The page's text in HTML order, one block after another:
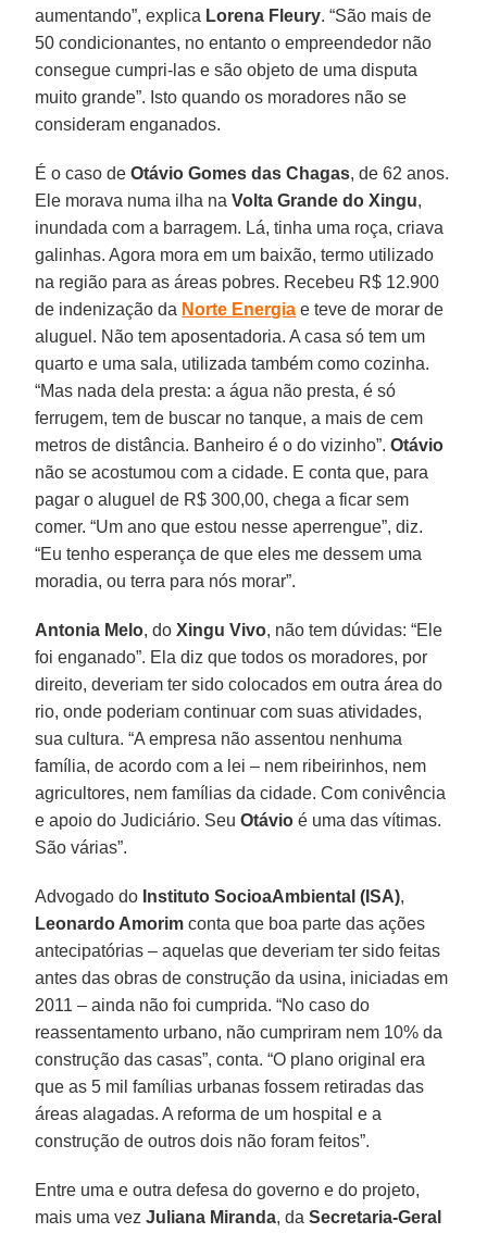
aumentando”, explica Lorena Fleury. “São mais de
50 condicionantes, no entanto o empreendedor não
consegue cumpri-las e são objeto de uma disputa
muito grande”. Isto quando os moradores não se
consideram enganados.
É o caso deOtávio Gomes das Chagas, de 62 anos.
Ele morava numa ilha naVolta Grande do Xingu,
inundada com a barragem. Lá, tinha uma roça, criava
galinhas. Agora mora em um baixão, termo utilizado
na região para as áreas pobres. Recebeu R$ 12.900
de indenização da Norte Energia e teve de morar de
aluguel. Não tem aposentadoria. A casa só tem um
quarto e uma sala, utilizada também como cozinha.
“Mas nada dela presta: a água não presta, é só
ferrugem, tem de buscar no tanque, a mais de cem
metros de distância. Banheiro é o do vizinho”.Otávio
não se acostumou com a cidade. E conta que, para
pagar o aluguel de R$ 300,00, chega a ficar sem
comer. “Um ano que estou nesse aperrengue”, diz.
“Eu tenho esperança de que eles me dessem uma
moradia, ou terra para nós morar”.
Antonia Melo, doXingu Vivo, não tem dúvidas: “Ele
foi enganado”. Ela diz que todos os moradores, por
direito, deveriam ter sido colocados em outra área do
rio, onde poderiam continuar com suas atividades,
sua cultura. “A empresa não assentou nenhuma
família, de acordo com a lei – nem ribeirinhos, nem
agricultores, nem famílias da cidade. Com conivência
e apoio do Judiciário. SeuOtávio é uma das vítimas.
São várias”.
Advogado do Instituto SocioaAmbiental (ISA),
Leonardo Amorim conta que boa parte das ações
antecipatórias – aquelas que deveriam ter sido feitas
antes das obras de construção da usina, iniciadas em
2011 – ainda não foi cumprida. “No caso do
reassentamento urbano, não cumpriram nem 10% da
construção das casas”, conta. “O plano original era
que as 5 mil famílias urbanas fossem retiradas das
áreas alagadas. A reforma de um hospital e a
construção de outros dois não foram feitos”.
Entre uma e outra defesa do governo e do projeto,
mais uma vezJuliana Miranda, daSecretaria-Geral